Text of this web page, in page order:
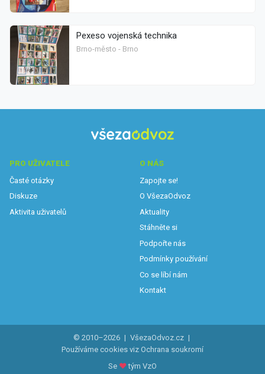
Pexeso vojenská technika
Brno-město - Brno
PRO UŽIVATELE
Časté otázky
Diskuze
Aktivita uživatelů
O NÁS
Zapojte se!
O VšezaOdvoz
Aktuality
Stáhněte si
Podpořte nás
Podmínky používání
Co se líbí nám
Kontakt
© 2010–2026 | VšezaOdvoz.cz |
Používáme cookies viz Ochrana soukromí
Se ♥ tým VzO